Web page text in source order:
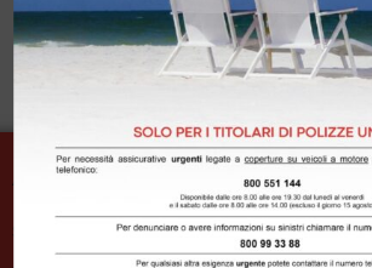
ASSITORINO S.R.L.
Sede legale e operativa: Piazza Lagrange 2 –